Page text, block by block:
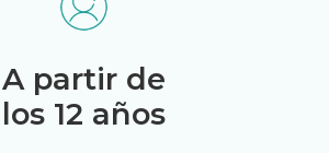
A partir de
los 12 años